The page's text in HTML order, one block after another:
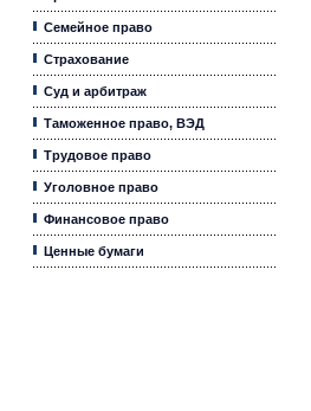
Семейное право
Страхование
Суд и арбитраж
Таможенное право, ВЭД
Трудовое право
Уголовное право
Финансовое право
Ценные бумаги